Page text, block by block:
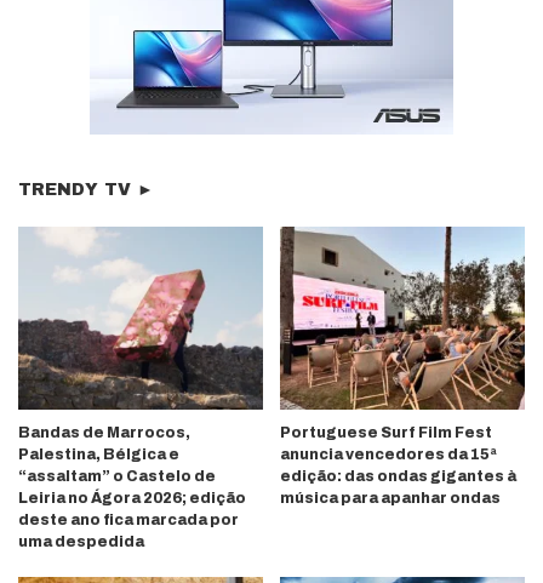
TRENDY TV ►
Bandas de Marrocos,
Palestina, Bélgica e
“assaltam” o Castelo de
Leiria no Ágora 2026; edição
deste ano fica marcada por
uma despedida
Portuguese Surf Film Fest
anuncia vencedores da 15ª
edição: das ondas gigantes à
música para apanhar ondas